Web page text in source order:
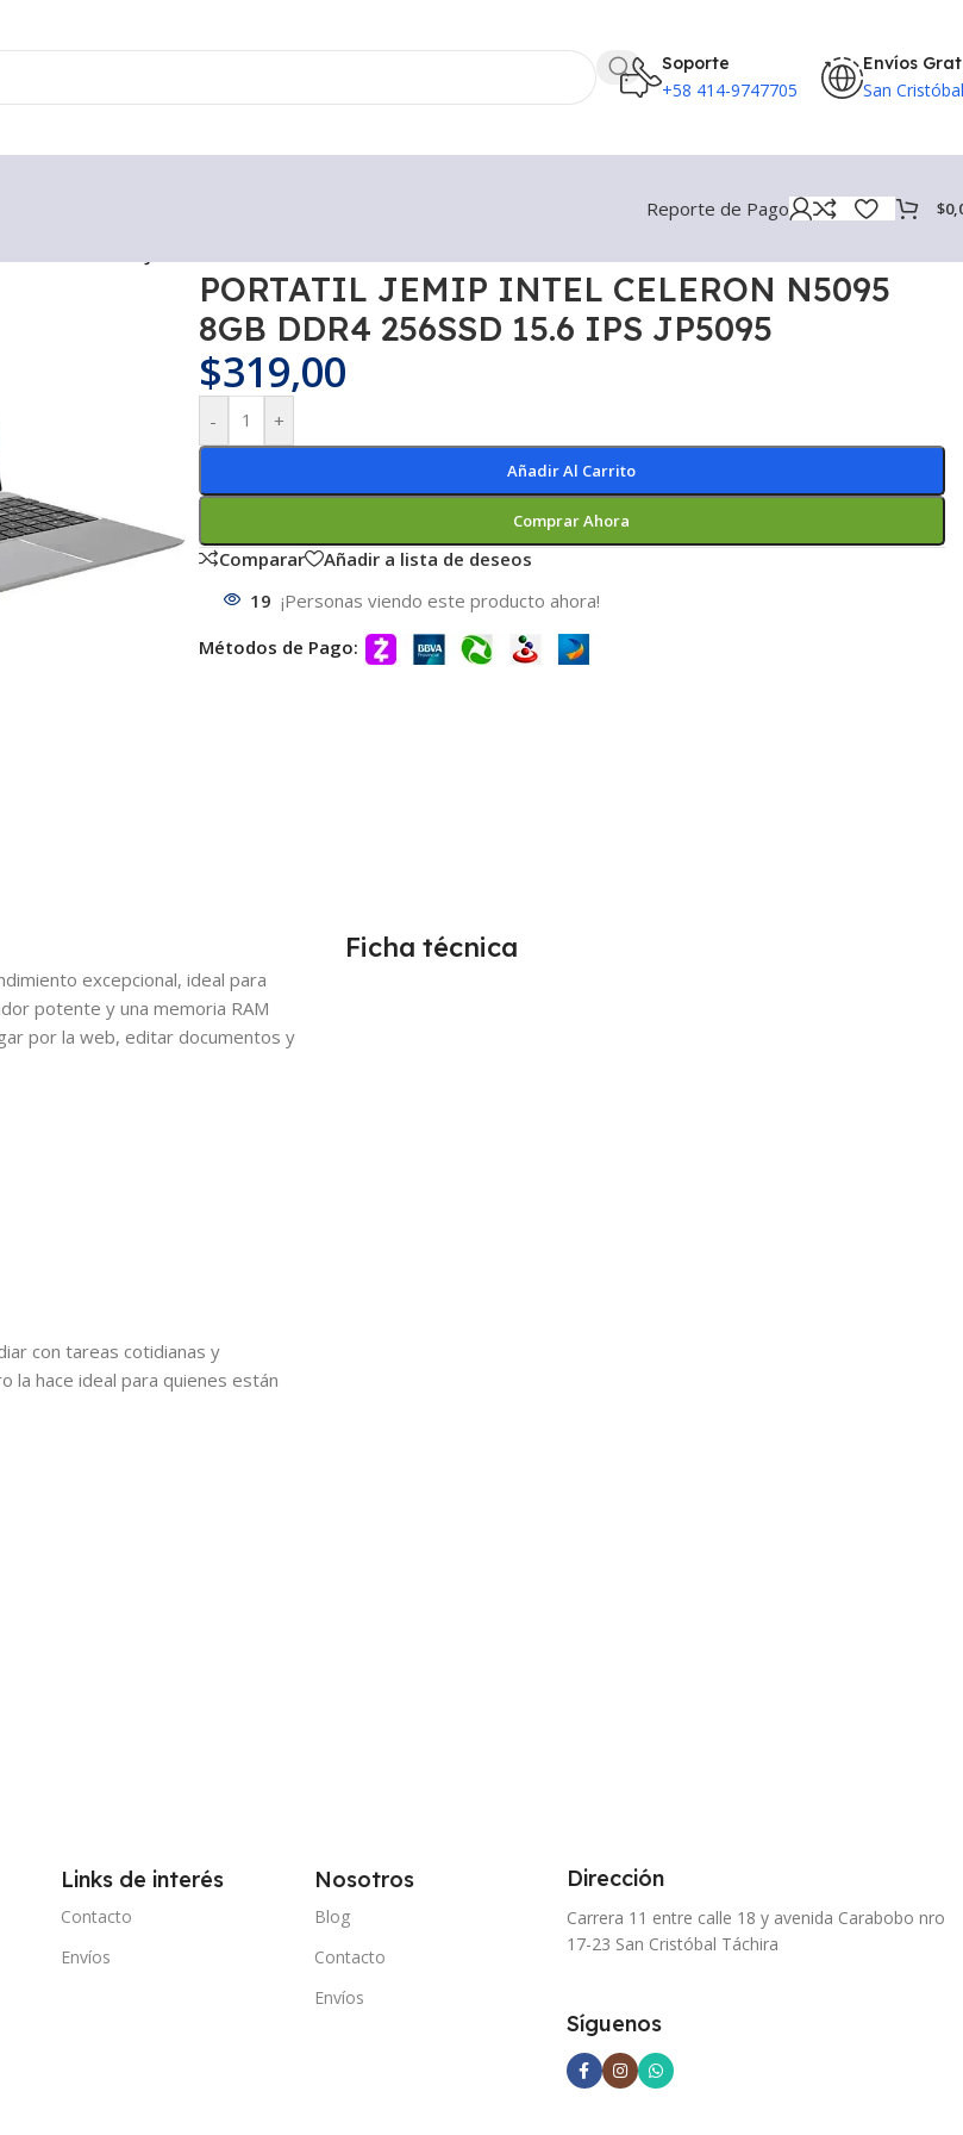
Soporte
+58 414-9747705
Envíos
San Cristóbal
Reporte de Pago $
PORTATIL JEMIP INTEL CELERON N5095
8GB DDR4 256SSD 15.6 IPS JP5095
$319,00
- +
Añadir Al Carrito
Comprar Ahora
Comparar
Añadir a lista de deseos
19 ¡Personas viendo este producto ahora!
Métodos de Pago:
excepcional, ideal para
potente y una memoria RAM
por la web, editar documentos y
con tareas cotidianas y
la hace ideal para quienes están
Ficha técnica
Links de interés
Contacto
Envíos
Nosotros
Blog
Contacto
Envíos
Dirección
Carrera 11 entre calle 18 y avenida Carabobo nro
17-23 San Cristóbal Táchira
Síguenos